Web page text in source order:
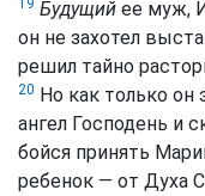
Будущий ее муж,
он не захотел
решил тайно
20 Но как только он
ангел Господень и
бойся принять
ребенок — от Духа